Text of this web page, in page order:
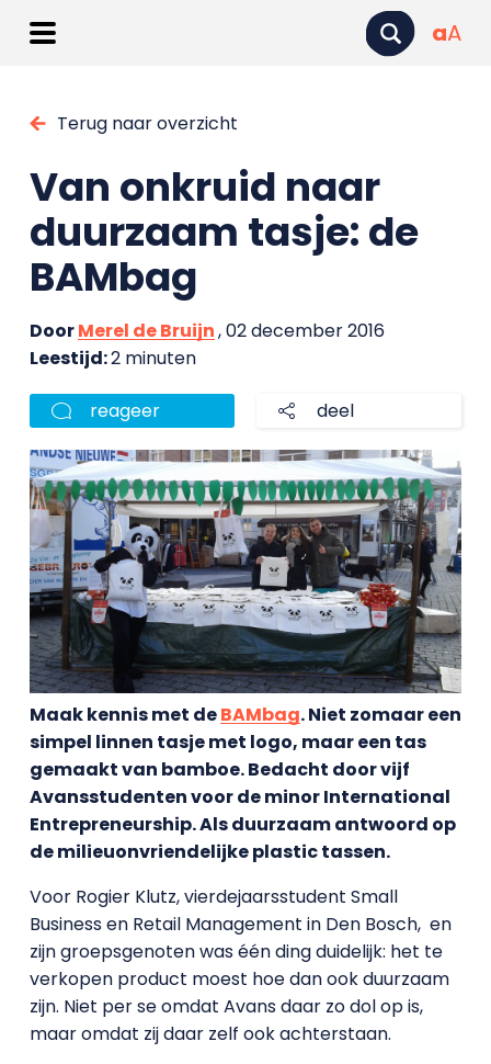
aA
Terug naar overzicht
Van onkruid naar
duurzaam tasje: de
BAMbag
DoorMerel de Bruijn, 02 december 2016
Leestijd:2 minuten
reageer deel
Maak kennis met deBAMbag. Niet zomaar een
simpel linnen tasje met logo, maar een tas
gemaakt van bamboe. Bedacht door vijf
Avansstudenten voor de minor International
Entrepreneurship. Als duurzaam antwoord op
de milieuonvriendelijke plastic tassen.
Voor Rogier Klutz, vierdejaarsstudent Small
Business en Retail Management in Den Bosch, en
zijn groepsgenoten was één ding duidelijk: het te
verkopen product moest hoe dan ook duurzaam
zijn. Niet per se omdat Avans daar zo dol op is,
maar omdat zij daar zelf ook achterstaan.